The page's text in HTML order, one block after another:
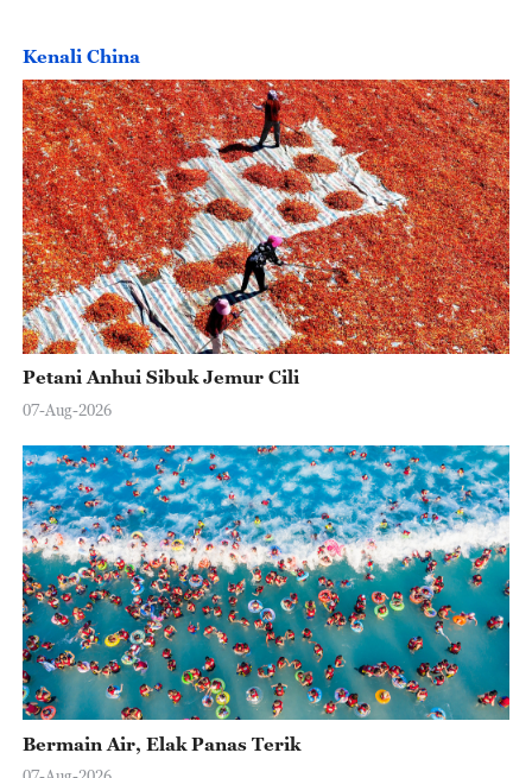
Kenali China
Petani Anhui Sibuk Jemur Cili
07-Aug-2026
Bermain Air, Elak Panas Terik